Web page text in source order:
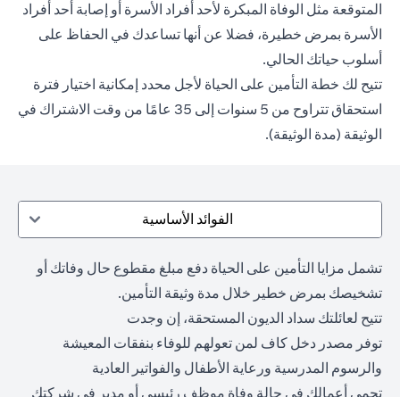
المتوقعة مثل الوفاة المبكرة لأحد أفراد الأسرة أو إصابة أحد أفراد
الأسرة بمرض خطيرة، فضلا عن أنها تساعدك في الحفاظ على
أسلوب حياتك الحالي.
تتيح لك خطة التأمين على الحياة لأجل محدد إمكانية اختيار فترة
استحقاق تتراوح من 5 سنوات إلى 35 عامًا من وقت الاشتراك في
الوثيقة (مدة الوثيقة).
الفوائد الأساسية
تشمل مزايا التأمين على الحياة دفع مبلغ مقطوع حال وفاتك أو
تشخيصك بمرض خطير خلال مدة وثيقة التأمين.
تتيح لعائلتك سداد الديون المستحقة، إن وجدت
توفر مصدر دخل كاف لمن تعولهم للوفاء بنفقات المعيشة
والرسوم المدرسية ورعاية الأطفال والفواتير العادية
تحمي أعمالك في حالة وفاة موظف رئيسي أو مدير في شركتك